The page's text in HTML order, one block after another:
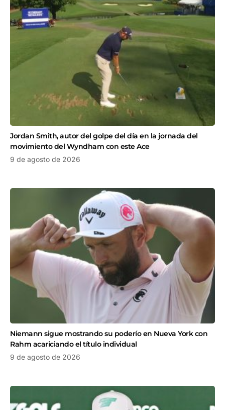
Jordan Smith, autor del golpe del día en la jornada del
movimiento del Wyndham con este Ace
9 de agosto de 2026
Niemann sigue mostrando su poderío en Nueva York con
Rahm acariciando el título individual
9 de agosto de 2026